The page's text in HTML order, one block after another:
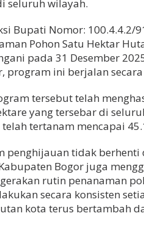
seluruh wilayah.
Bupati Nomor: 100.4.4.2/
Pohon Satu Hektar
pada 31 Desember
program ini berjalan
tersebut telah
yang tersebar di
tertanam mencapai
penghijauan tidak berhenti
Bogor juga
gerakan rutin penanaman
secara konsisten
kota terus bertambah